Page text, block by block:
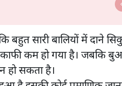
बहुत सारी बालियों में दाने
कम हो गया है। जबकि
हो सकता है।